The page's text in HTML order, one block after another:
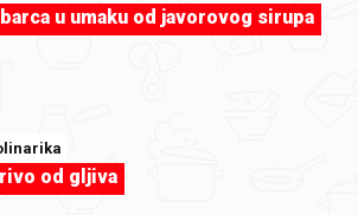
u umaku od javorovog sirupa
od gljiva